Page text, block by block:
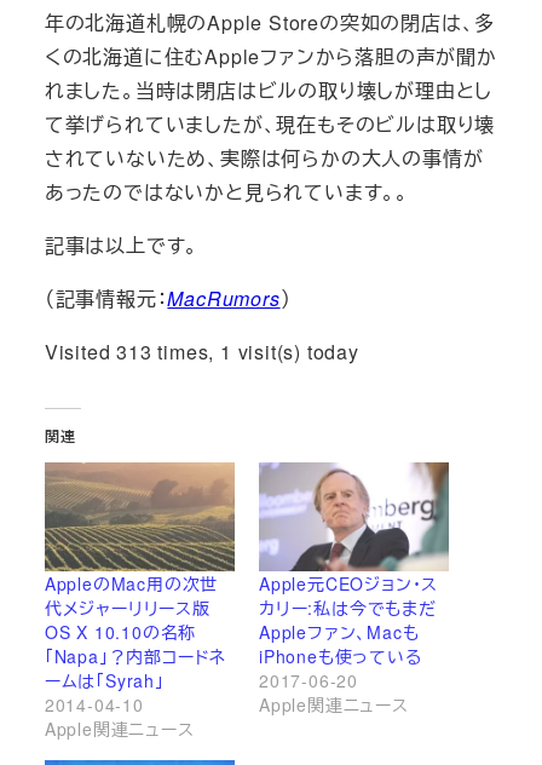
年の北海道札幌のApple Storeの突如の閉店は、多
くの北海道に住むAppleファンから落胆の声が聞か
れました。当時は閉店はビルの取り壊しが理由とし
て挙げられていましたが、現在もそのビルは取り壊
されていないため、実際は何らかの大人の事情が
あったのではないかと見られています。。
記事は以上です。
（記事情報元：MacRumors）
Visited 313 times, 1 visit(s) today
関連
AppleのMac用の次世
代メジャーリリース版
OS X 10.10の名称
「Napa」？内部コードネ
ームは「Syrah」
2014-04-10
Apple関連ニュース
Apple元CEOジョン・ス
カリー:私は今でもまだ
Appleファン、Macも
iPhoneも使っている
2017-06-20
Apple関連ニュース